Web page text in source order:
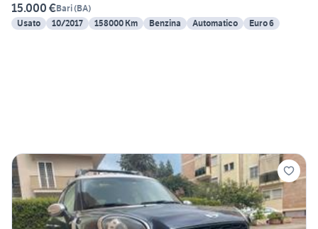
15.000 €Bari(BA)
Usato
10/2017 158000 Km Benzina Automatico Euro 6